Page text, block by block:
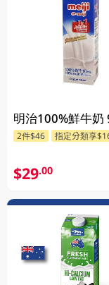
明治100%鮮牛奶
2件$46 指定分類享
$29.00